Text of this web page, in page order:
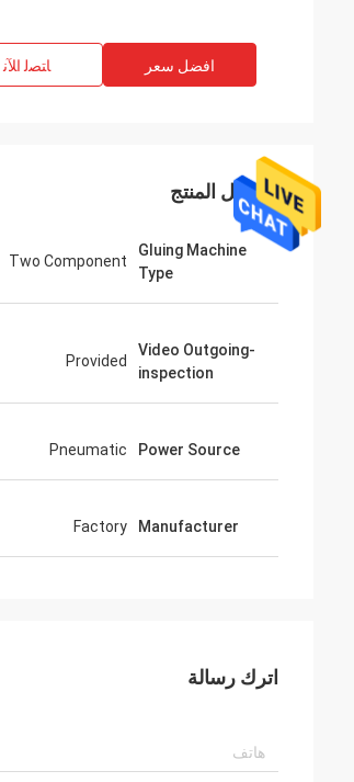
افضل سعر ﺎﺘﺼﻟ ﺍﻶﻧ
تفاصيل المنتج
Gluing Machine
Type
Two Component
Video Outgoing-
inspection
Provided
Power Source
Pneumatic
Manufacturer
Factory
اترك رسالة